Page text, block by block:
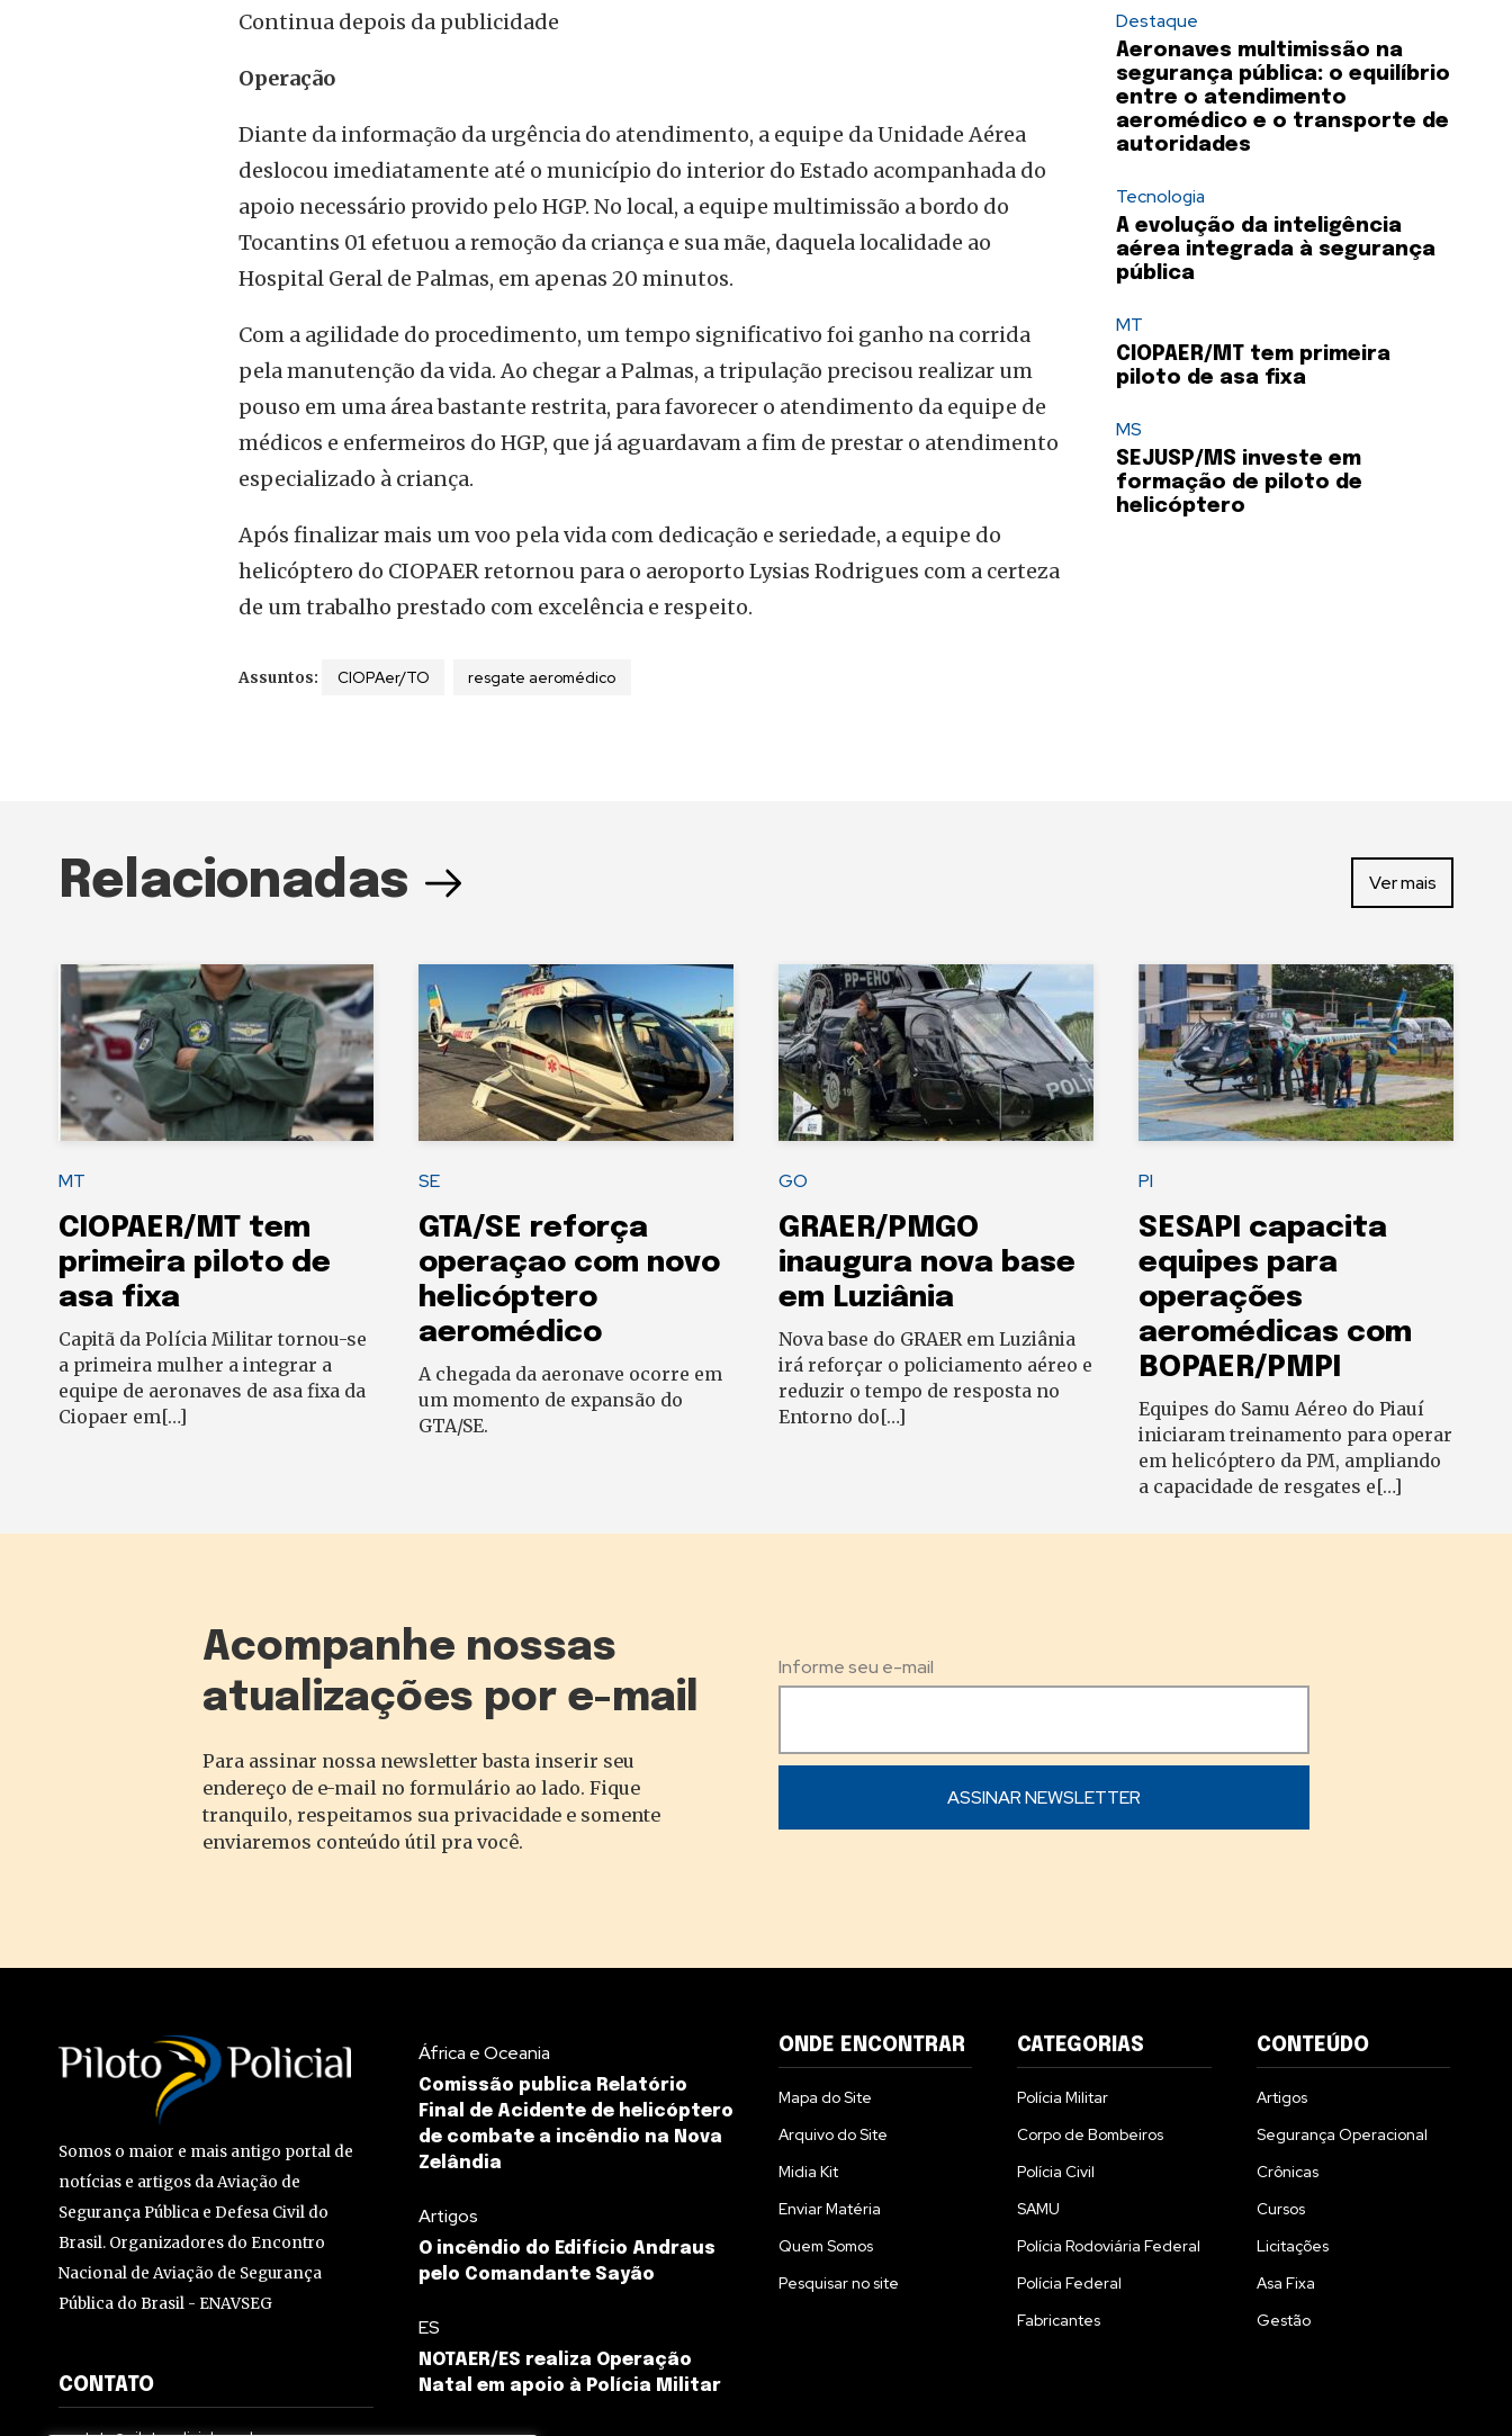
Continua depois da publicidade
Operação
Diante da informação da urgência do atendimento, a equipe da Unidade Aérea
deslocou imediatamente até o município do interior do Estado acompanhada do
apoio necessário provido pelo HGP. No local, a equipe multimissão a bordo do
Tocantins 01 efetuou a remoção da criança e sua mãe, daquela localidade ao
Hospital Geral de Palmas, em apenas 20 minutos.
Com a agilidade do procedimento, um tempo significativo foi ganho na corrida
pela manutenção da vida. Ao chegar a Palmas, a tripulação precisou realizar um
pouso em uma área bastante restrita, para favorecer o atendimento da equipe de
médicos e enfermeiros do HGP, que já aguardavam a fim de prestar o atendimento
especializado à criança.
Após finalizar mais um voo pela vida com dedicação e seriedade, a equipe do
helicóptero do CIOPAER retornou para o aeroporto Lysias Rodrigues com a certeza
de um trabalho prestado com excelência e respeito.
Assuntos: CIOPAer/TO resgate aeromédico
Destaque
Aeronaves multimissão na
segurança pública: o equilíbrio
entre o atendimento
aeromédico e o transporte de
autoridades
Tecnologia
A evolução da inteligência
aérea integrada à segurança
pública
MT
CIOPAER/MT tem primeira
piloto de asa fixa
MS
SEJUSP/MS investe em
formação de piloto de
helicóptero
Relacionadas Ver mais
MT
CIOPAER/MT tem
primeira piloto de
asa fixa
Capitã da Polícia Militar tornou-se
a primeira mulher a integrar a
equipe de aeronaves de asa fixa da
Ciopaer em[…]
SE
GTA/SE reforça
operaçao com novo
helicóptero
aeromédico
A chegada da aeronave ocorre em
um momento de expansão do
GTA/SE.
GO
GRAER/PMGO
inaugura nova base
em Luziânia
Nova base do GRAER em Luziânia
irá reforçar o policiamento aéreo e
reduzir o tempo de resposta no
Entorno do[…]
PI
SESAPI capacita
equipes para
operações
aeromédicas com
BOPAER/PMPI
Equipes do Samu Aéreo do Piauí
iniciaram treinamento para operar
em helicóptero da PM, ampliando
a capacidade de resgates e[…]
Acompanhe nossas
atualizações por e-mail
Para assinar nossa newsletter basta inserir seu
endereço de e-mail no formulário ao lado. Fique
tranquilo, respeitamos sua privacidade e somente
enviaremos conteúdo útil pra você.
Informe seu e-mail
Somos o maior e mais antigo portal de
notícias e artigos da Aviação de
Segurança Pública e Defesa Civil do
Brasil. Organizadores do Encontro
Nacional de Aviação de Segurança
Pública do Brasil - ENAVSEG
CONTATO
África e Oceania
Comissão publica Relatório
Final de Acidente de helicóptero
de combate a incêndio na Nova
Zelândia
Artigos
O incêndio do Edifício Andraus
pelo Comandante Sayão
ES
NOTAER/ES realiza Operação
Natal em apoio à Polícia Militar
ONDE ENCONTRAR
Mapa do Site
Arquivo do Site
Midia Kit
Enviar Matéria
Quem Somos
Pesquisar no site
CATEGORIAS
Polícia Militar
Corpo de Bombeiros
Polícia Civil
SAMU
Polícia Rodoviária Federal
Polícia Federal
Fabricantes
CONTEÚDO
Artigos
Segurança Operacional
Crônicas
Cursos
Licitações
Asa Fixa
Gestão